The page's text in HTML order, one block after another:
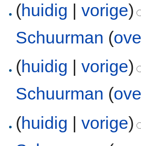
(huidig |vorige)
Schuurman (
(huidig |vorige)
Schuurman (
(huidig |vorige)